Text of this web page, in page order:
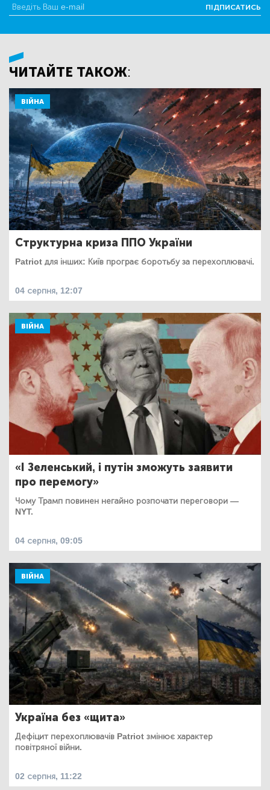
ПІДПИСАТИСЬ
ЧИТАЙТЕ ТАКОЖ:
ВІЙНА
Структурна криза ППО України
Patriot для інших: Київ програє боротьбу за перехоплювачі.
04 серпня, 12:07
ВІЙНА
«І Зеленський, і путін зможуть заявити
про перемогу»
Чому Трамп повинен негайно розпочати переговори —
NYT.
04 серпня, 09:05
ВІЙНА
Україна без «щита»
Дефіцит перехоплювачів Patriot змінює характер
повітряної війни.
02 серпня, 11:22